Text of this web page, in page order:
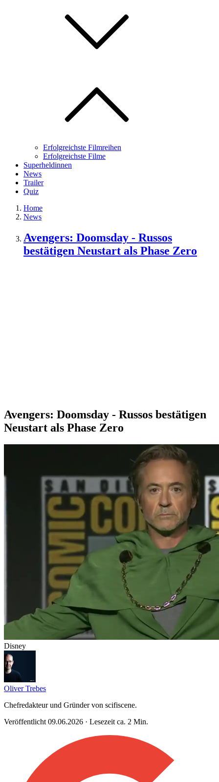
Erfolgreichste Filmreihen
Erfolgreichste Filme
Superheldinnen
News
Trailer
Quiz
Home
News
Avengers: Doomsday - Russos
bestätigen Neustart als Phase Zero
Avengers: Doomsday - Russos bestätigen
Neustart als Phase Zero
Disney
Oliver Trebes
Chefredakteur und Gründer von scifiscene.
Veröffentlicht 09.06.2026 · Lesezeit ca. 2 Min.